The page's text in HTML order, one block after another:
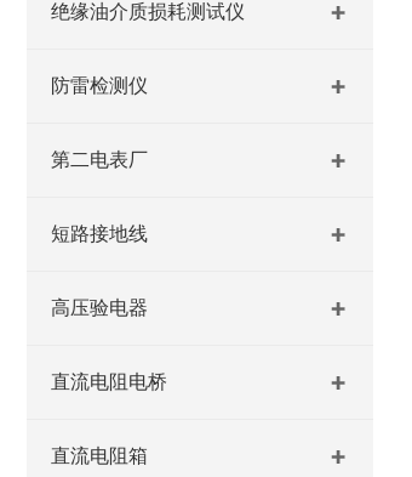
绝缘油介质损耗测试仪
防雷检测仪
第二电表厂
短路接地线
高压验电器
直流电阻电桥
直流电阻箱